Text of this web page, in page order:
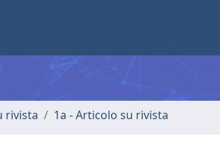
rivista 1a - Articolo su rivista